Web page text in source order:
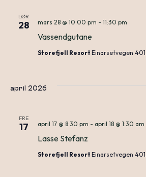
LØR
28
Vassendgutane
mars 28 @ 10:00 pm - 11:30 pm
Storefjell Resort Einarsetvegen
april 2026
FRE
17
Lasse Stefanz
april 17 @ 8:30 pm - april 18 @ 1:30 am
Storefjell Resort Einarsetvegen